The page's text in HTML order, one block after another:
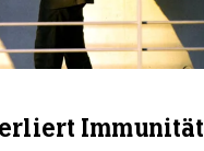
Immunität